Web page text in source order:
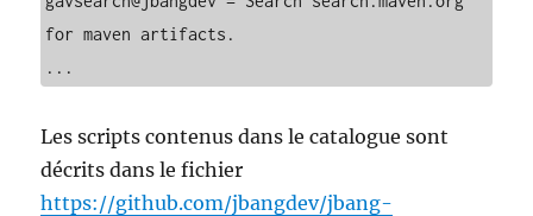
for maven artifacts.
...
Les scripts contenus dans le catalogue sont
décrits dans le fichier
https://github.com/jbangdev/jbang-